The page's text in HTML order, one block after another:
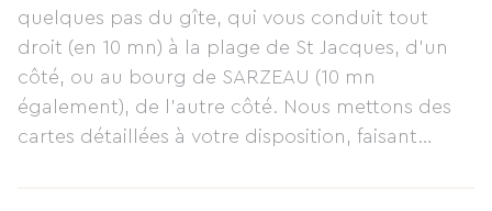
quelques pas du gîte, qui vous conduit tout
droit (en 10 mn) à la plage de St Jacques, d'un
côté, ou au bourg de SARZEAU (10 mn
également), de l'autre côté. Nous mettons des
cartes détaillées à votre disposition, faisant